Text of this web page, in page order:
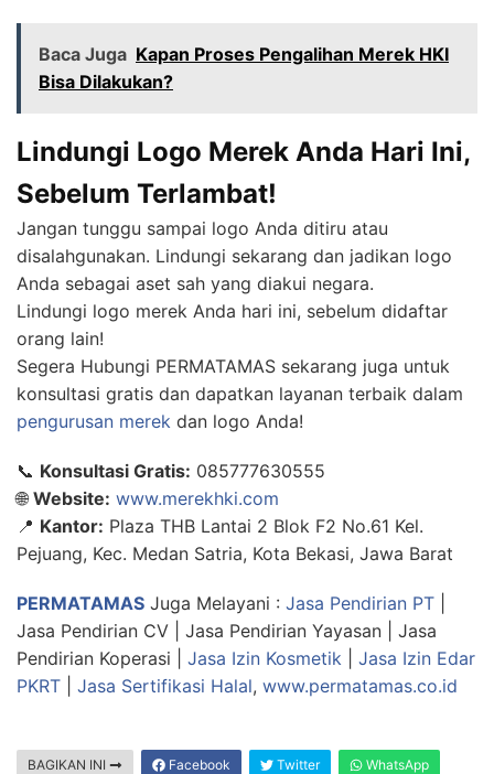
Baca Juga Kapan Proses Pengalihan Merek HKI
Bisa Dilakukan?
Lindungi Logo Merek Anda Hari Ini,
Sebelum Terlambat!
Jangan tunggu sampai logo Anda ditiru atau
disalahgunakan. Lindungi sekarang dan jadikan logo
Anda sebagai aset sah yang diakui negara.
Lindungi logo merek Anda hari ini, sebelum didaftar
orang lain!
Segera Hubungi PERMATAMAS sekarang juga untuk
konsultasi gratis dan dapatkan layanan terbaik dalam
pengurusan merek dan logo Anda!
📞 Konsultasi Gratis: 085777630555
🌐 Website: www.merekhki.com
📍 Kantor: Plaza THB Lantai 2 Blok F2 No.61 Kel.
Pejuang, Kec. Medan Satria, Kota Bekasi, Jawa Barat
PERMATAMAS Juga Melayani : Jasa Pendirian PT
Jasa Pendirian CV | Jasa Pendirian Yayasan | Jasa
Pendirian Koperasi | Jasa Izin Kosmetik
Jasa Izin Edar
PKRT
Jasa Sertifikasi Halal, www.permatamas.co.id
BAGIKAN INI Facebook Twitter WhatsApp